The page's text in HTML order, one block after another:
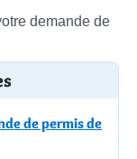
demande de
de permis de